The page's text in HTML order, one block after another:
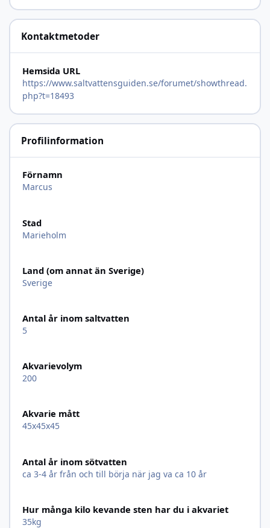
Kontaktmetoder
Hemsida URL
https://www.saltvattensguiden.se/forumet/showthread.
php?t=18493
Profilinformation
Förnamn
Marcus
Stad
Marieholm
Land (om annat än Sverige)
Sverige
Antal år inom saltvatten
5
Akvarievolym
200
Akvarie mått
45x45x45
Antal år inom sötvatten
ca 3-4 år från och till börja när jag va ca 10 år
Hur många kilo kevande sten har du i akvariet
35kg